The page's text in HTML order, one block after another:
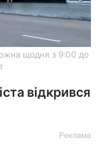
щодня з 9:00 до
відкрився
Реклама